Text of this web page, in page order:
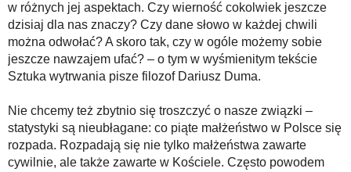
w różnych jej aspektach. Czy wierność cokolwiek jeszcze
dzisiaj dla nas znaczy? Czy dane słowo w każdej chwili
można odwołać? A skoro tak, czy w ogóle możemy sobie
jeszcze nawzajem ufać? – o tym w wyśmienitym tekście
Sztuka wytrwania pisze filozof Dariusz Duma.
Nie chcemy też zbytnio się troszczyć o nasze związki –
statystyki są nieubłagane: co piąte małżeństwo w Polsce się
rozpada. Rozpadają się nie tylko małżeństwa zawarte
cywilnie, ale także zawarte w Kościele. Często powodem